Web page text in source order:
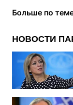
Больше по